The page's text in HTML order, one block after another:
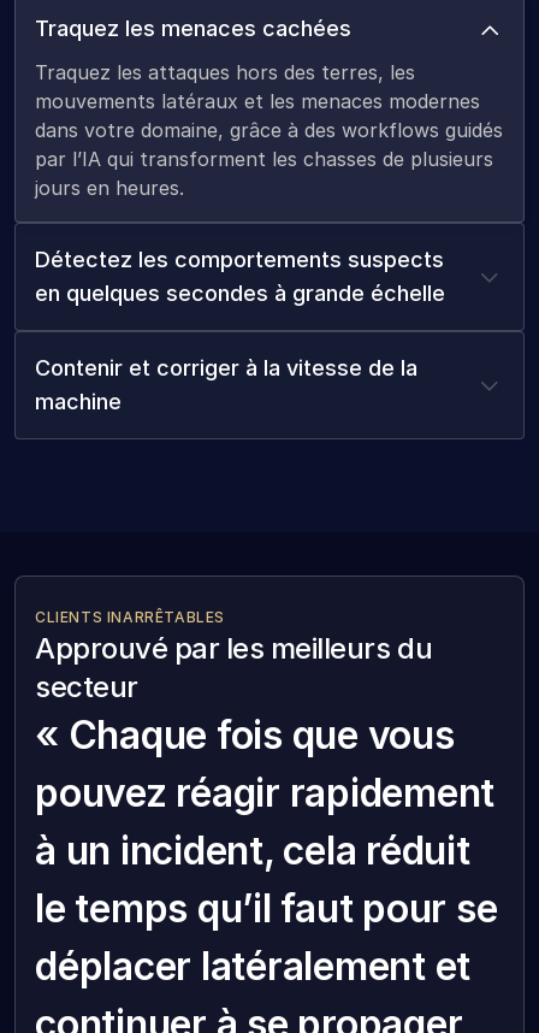
Traquez les menaces cachées
Traquez les attaques hors des terres, les
mouvements latéraux et les menaces modernes
dans votre domaine, grâce à des workflows guidés
par l’IA qui transforment les chasses de plusieurs
jours en heures.
Détectez les comportements suspects
en quelques secondes à grande échelle
Contenir et corriger à la vitesse de la
machine
CLIENTS INARRÊTABLES
Approuvé par les meilleurs du
secteur
« Chaque fois que vous
pouvez réagir rapidement
à un incident, cela réduit
le temps qu’il faut pour se
déplacer latéralement et